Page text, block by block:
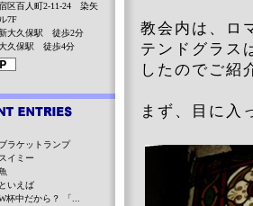
教会内は、ロ
テンドグラス
したのでご紹
まず、目に入
区百人町2-11-24 染矢
7F
大久保駅 徒歩2分
久保駅 徒歩4分
ラケットランプ
イミー
いえば
杯中だから？ 「...